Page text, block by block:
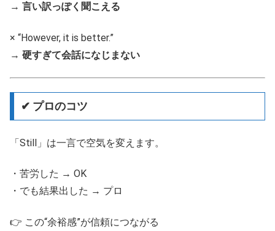
→ 言い訳っぽく聞こえる
× “However, it is better.”
→ 硬すぎて会話になじまない
✔ プロのコツ
「Still」は一言で空気を変えます。
・苦労した → OK
・でも結果出した → プロ
👉 この“余裕感”が信頼につながる